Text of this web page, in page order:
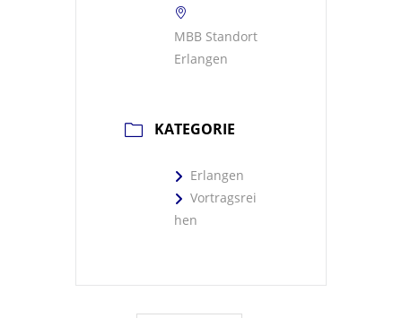
MBB Standort
Erlangen
KATEGORIE
Erlangen
Vortragsrei
hen